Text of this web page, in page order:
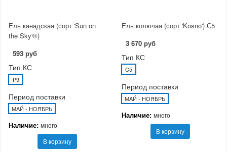
Ель канадская (сорт 'Sun on
the Sky'®)
593 руб
Тип КС
P9
Период поставки
МАЙ - НОЯБРЬ
Наличие: много
В корзину
Ель колючая (сорт 'Kosno') С5
3 670 руб
Тип КС
C5
Период поставки
МАЙ - НОЯБРЬ
Наличие: много
В корзину